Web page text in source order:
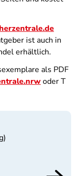
ist auch in
erhältlich.
als PDF
oder T